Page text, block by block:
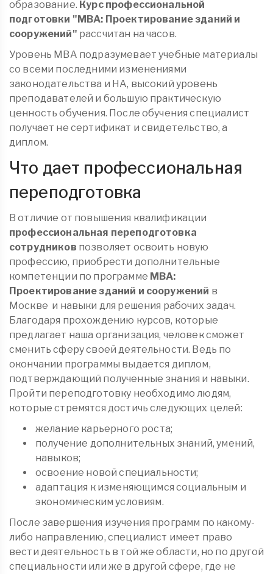
образование. Курс профессиональной
подготовки "МВА: Проектирование зданий и
сооружений" рассчитан на часов.
Уровень МВА подразумевает учебные материалы
со всеми последними изменениями
законодательства и НА, высокий уровень
преподавателей и большую практическую
ценность обучения. После обучения специалист
получает не сертификат и свидетельство, а
диплом.
Что дает профессиональная
переподготовка
В отличие от повышения квалификации
профессиональная переподготовка
сотрудников позволяет освоить новую
профессию, приобрести дополнительные
компетенции по программе MBA:
Проектирование зданий и сооружений в
Москве и навыки для решения рабочих задач.
Благодаря прохождению курсов, которые
предлагает наша организация, человек сможет
сменить сферу своей деятельности. Ведь по
окончании программы выдается диплом,
подтверждающий полученные знания и навыки.
Пройти переподготовку необходимо людям,
которые стремятся достичь следующих целей:
желание карьерного роста;
получение дополнительных знаний, умений,
навыков;
освоение новой специальности;
адаптация к изменяющимся социальным и
экономическим условиям.
После завершения изучения программ по какому-
либо направлению, специалист имеет право
вести деятельность в той же области, но по другой
специальности или же в другой сфере, где не